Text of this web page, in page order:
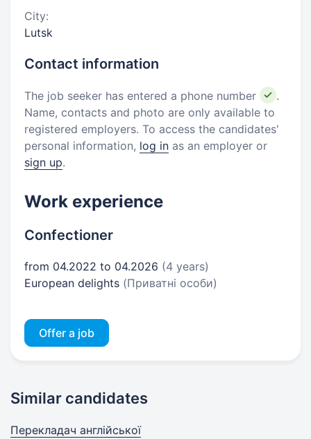
City:
Lutsk
Contact information
The job seeker has entered a phone number
.
Name, contacts and photo are only available to
registered employers. To access the candidates'
personal information, log in as an employer or
sign up.
Work experience
Confectioner
from 04.2022 to 04.2026 (4 years)
European delights (Приватні особи)
Offer a job
Similar candidates
Перекладач англійської